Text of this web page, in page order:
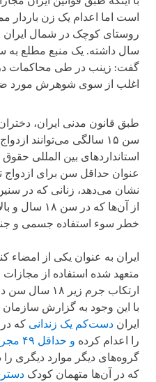
است اما اعدام یک زن
سال داشته. یک منبع مطلع به
گفت: زینب در طی محاکمات در
اغلب از سوی شوهرش مورد
سن ۱۵ سالگی می‌توانند
عنوان حداقل سن برای
نشان می‌دهد، زنانی که در
از آن‌ها که
خطر سوء استفاده جسمی و
ایران به عنوان یکی از
متعهد شده استفاده از
ارتکاب جرم
ایران دست‌کم یک زندانی که
را اعدام کرده و حداقل ۴۹ مجرم
گروه‌های دیگر موارد دیگری
که در آن‌ها متهمان کودک